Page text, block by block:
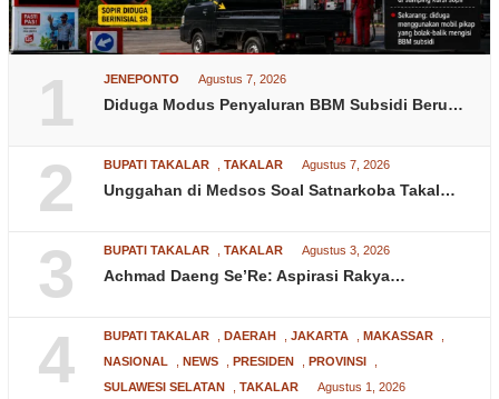
1 JENEPONTO Agustus 7, 2026
Diduga Modus Penyaluran BBM Subsidi Beru…
2 BUPATI TAKALAR TAKALAR Agustus 7, 2026
Unggahan di Medsos Soal Satnarkoba Takal…
3 BUPATI TAKALAR TAKALAR Agustus 3, 2026
Achmad Daeng Se’Re: Aspirasi Rakya…
4 BUPATI TAKALAR DAERAH JAKARTA MAKASSAR
NASIONAL
NEWS PRESIDEN PROVINSI
SULAWESI SELATAN
TAKALAR Agustus 1, 2026